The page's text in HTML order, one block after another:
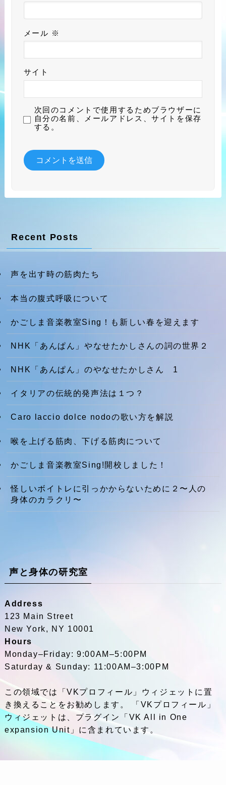
メール ※
サイト
次回のコメントで使用するためブラウザーに
自分の名前、メールアドレス、サイトを保存
する。
Recent Posts
声を出す時の筋肉たち
本当の腹式呼吸について
かごしま音楽教室Sing！も新しい春を迎えます
NHK「あんぱん」やなせたかしさんの詞の世界２
NHK「あんぱん」のやなせたかしさん 1
イタリアの伝統的発声法は１つ？
Caro laccio dolce nodoの歌い方を解説
喉を上げる筋肉、下げる筋肉について
かごしま音楽教室Sing!開校しました！
怪しいボイトレに引っかからないために２〜人の
身体のカラクリ〜
声と身体の研究室
Address
123 Main Street
New York, NY 10001
Hours
Monday–Friday: 9:00AM–5:00PM
Saturday & Sunday: 11:00AM–3:00PM
この領域では「VKプロフィール」ウィジェットに置
き換えることをお勧めします。 「VKプロフィール」
ウィジェットは、プラグイン「VK All in One
expansion Unit」に含まれています。